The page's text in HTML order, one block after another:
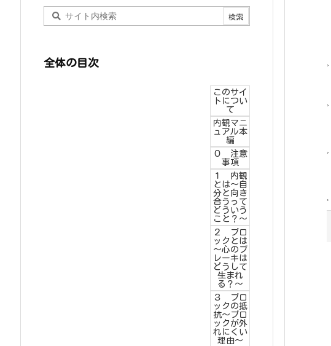
›
›
›
›
全体の目次
このサイ
トについ
て
内観マニ
ュアル本
編
０ 注意
事項
１ 内観
とは～自
分と向き
合うって
どういう
こと？～
２ ブロ
ックとは
～心のブ
レーキは
どうして
生まれ
る？～
３ ブロ
ックの抵
抗～ブロ
ックが外
れにくい
理由～